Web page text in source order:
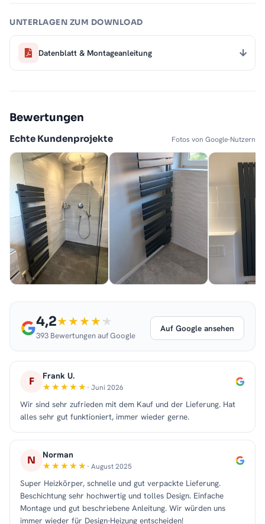
UNTERLAGEN ZUM DOWNLOAD
Datenblatt & Montageanleitung
Bewertungen
Echte Kundenprojekte Fotos von Google-Nutzern
4,2
393 Bewertungen auf Google
Auf Google ansehen
F Frank U.
· Juni 2026
Wir sind sehr zufrieden mit dem Kauf und der Lieferung. Hat
alles sehr gut funktioniert, immer wieder gerne.
N Norman
· August 2025
Super Heizkörper, schnelle und gut verpackte Lieferung.
Beschichtung sehr hochwertig und tolles Design. Einfache
Montage und gut beschriebene Anleitung. Wir würden uns
immer wieder für Design-Heizung entscheiden!